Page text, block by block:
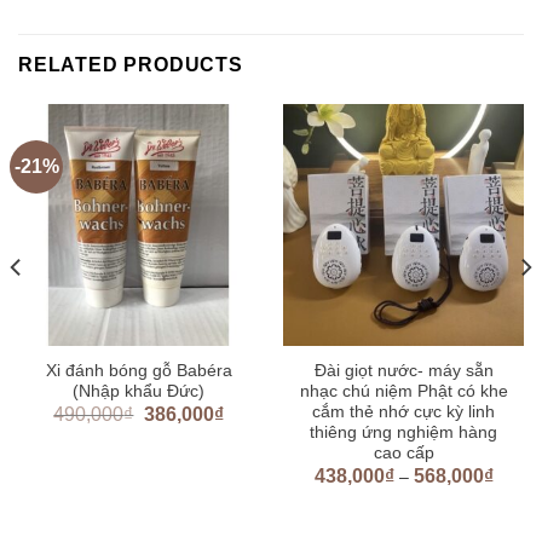
RELATED PRODUCTS
-21%
Xi đánh bóng gỗ Babéra
(Nhập khẩu Đức)
490,000₫ 386,000₫
Đài giọt nước- máy sẵn
nhạc chú niệm Phật có khe
cắm thẻ nhớ cực kỳ linh
thiêng ứng nghiệm hàng
cao cấp
438,000₫– 568,000₫